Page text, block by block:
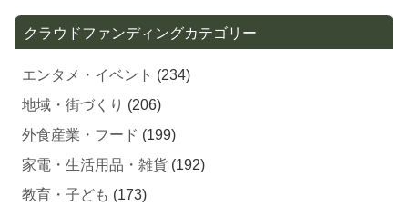
クラウドファンディングカテゴリー
エンタメ・イベント (234)
地域・街づくり (206)
外食産業・フード (199)
家電・生活用品・雑貨 (192)
教育・子ども (173)